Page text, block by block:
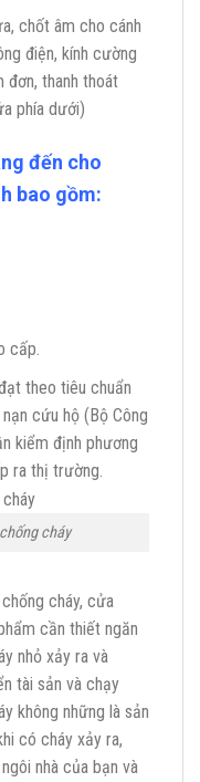
chốt âm cho cánh
điện, kính cường
đơn, thanh thoát
phía dưới)
đến cho
bao gồm:
cấp.
theo tiêu chuẩn
cứu hộ (Bộ Công
kiểm định phương
ra thị trường.
cháy
cháy, cửa
cần thiết ngăn
nhỏ xảy ra và
tài sản và chạy
không những là sản
có cháy xảy ra,
nhà của bạn và